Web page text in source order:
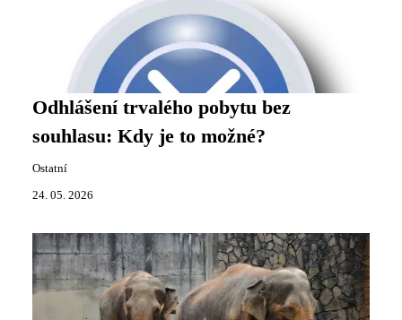
Odhlášení trvalého pobytu bez
souhlasu: Kdy je to možné?
Ostatní
24. 05. 2026